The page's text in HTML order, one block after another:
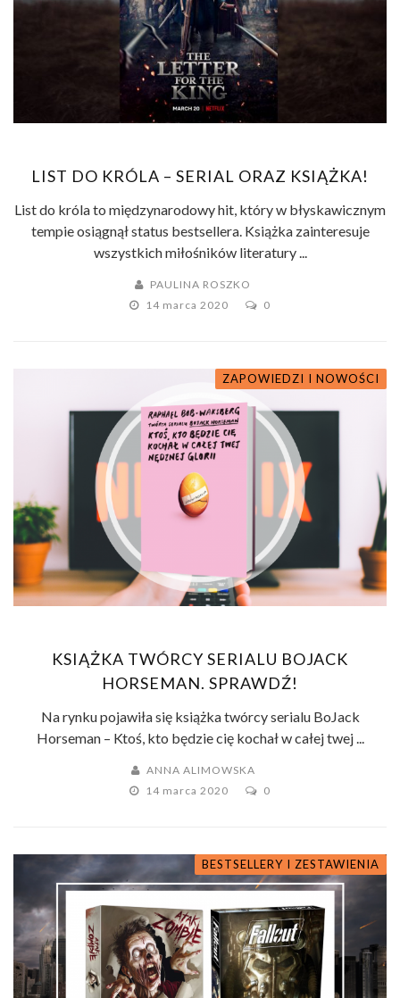
LIST DO KRÓLA – SERIAL ORAZ KSIĄŻKA!
List do króla to międzynarodowy hit, który w błyskawicznym
tempie osiągnął status bestsellera. Książka zainteresuje
wszystkich miłośników literatury ...
PAULINA ROSZKO
14 marca 2020
0
ZAPOWIEDZI I NOWOŚCI
KSIĄŻKA TWÓRCY SERIALU BOJACK
HORSEMAN. SPRAWDŹ!
Na rynku pojawiła się książka twórcy serialu BoJack
Horseman – Ktoś, kto będzie cię kochał w całej twej ...
ANNA ALIMOWSKA
14 marca 2020
0
BESTSELLERY I ZESTAWIENIA